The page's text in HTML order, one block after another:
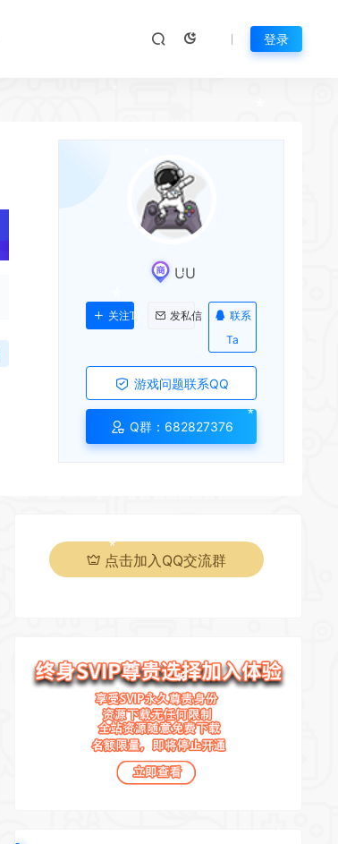
登录
UU
关注Ta 发私信
联系
Ta
游戏问题联系QQ
Q群：682827376
点击加入QQ交流群
*
*